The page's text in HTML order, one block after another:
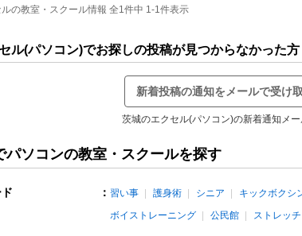
の教室・スクール情報 全1件中 1-1件表示
ル(パソコン)でお探しの投稿が見つからなかった方
新着投稿の通知をメールで受け
茨城のエクセル(パソコン)の新着通知メ
パソコンの教室・スクールを探す
： 習い事 護身術 シニア キックボクシ
ボイストレーニング
公民館 ストレッチ